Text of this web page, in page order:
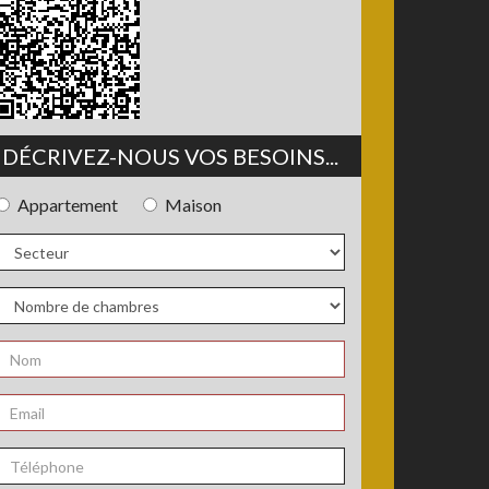
DÉCRIVEZ-NOUS VOS BESOINS...
Appartement
Maison
de
de